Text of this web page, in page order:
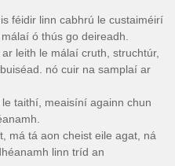
féidir linn cabhrú le custaiméirí
ó thús go deireadh.
leith le málaí cruth, struchtúr,
nó cuir na samplaí ar
taithí, meaisíní againn chun
má tá aon cheist eile agat, ná
linn tríd an